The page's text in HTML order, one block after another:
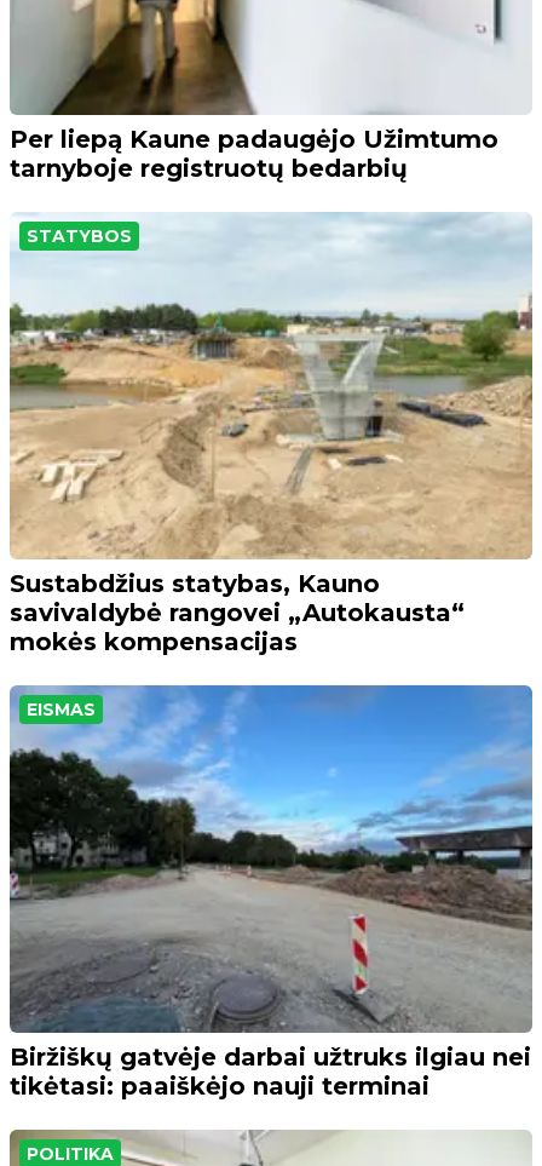
Per liepą Kaune padaugėjo Užimtumo
tarnyboje registruotų bedarbių
STATYBOS
Sustabdžius statybas, Kauno
savivaldybė rangovei „Autokausta“
mokės kompensacijas
EISMAS
Biržiškų gatvėje darbai užtruks ilgiau nei
tikėtasi: paaiškėjo nauji terminai
POLITIKA